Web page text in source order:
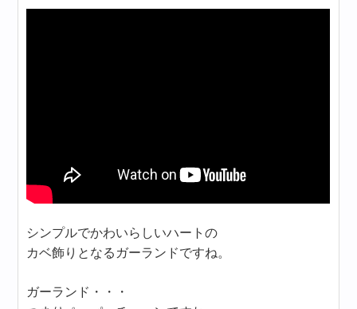
シンプルでかわいらしいハートの
カベ飾りとなるガーランドですね。
ガーランド・・・